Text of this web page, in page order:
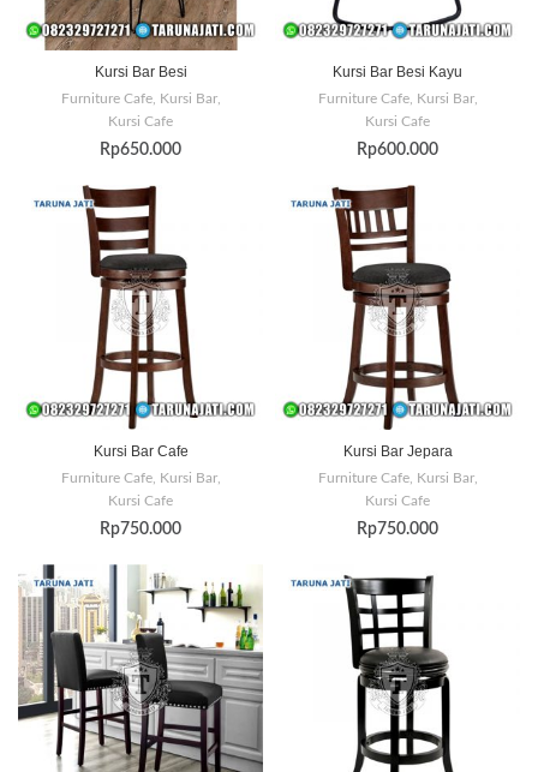
Kursi Bar Besi
Furniture Cafe, Kursi Bar,
Kursi Cafe
Rp650.000
Kursi Bar Besi Kayu
Furniture Cafe, Kursi Bar,
Kursi Cafe
Rp600.000
Kursi Bar Cafe
Furniture Cafe, Kursi Bar,
Kursi Cafe
Rp750.000
Kursi Bar Jepara
Furniture Cafe, Kursi Bar,
Kursi Cafe
Rp750.000